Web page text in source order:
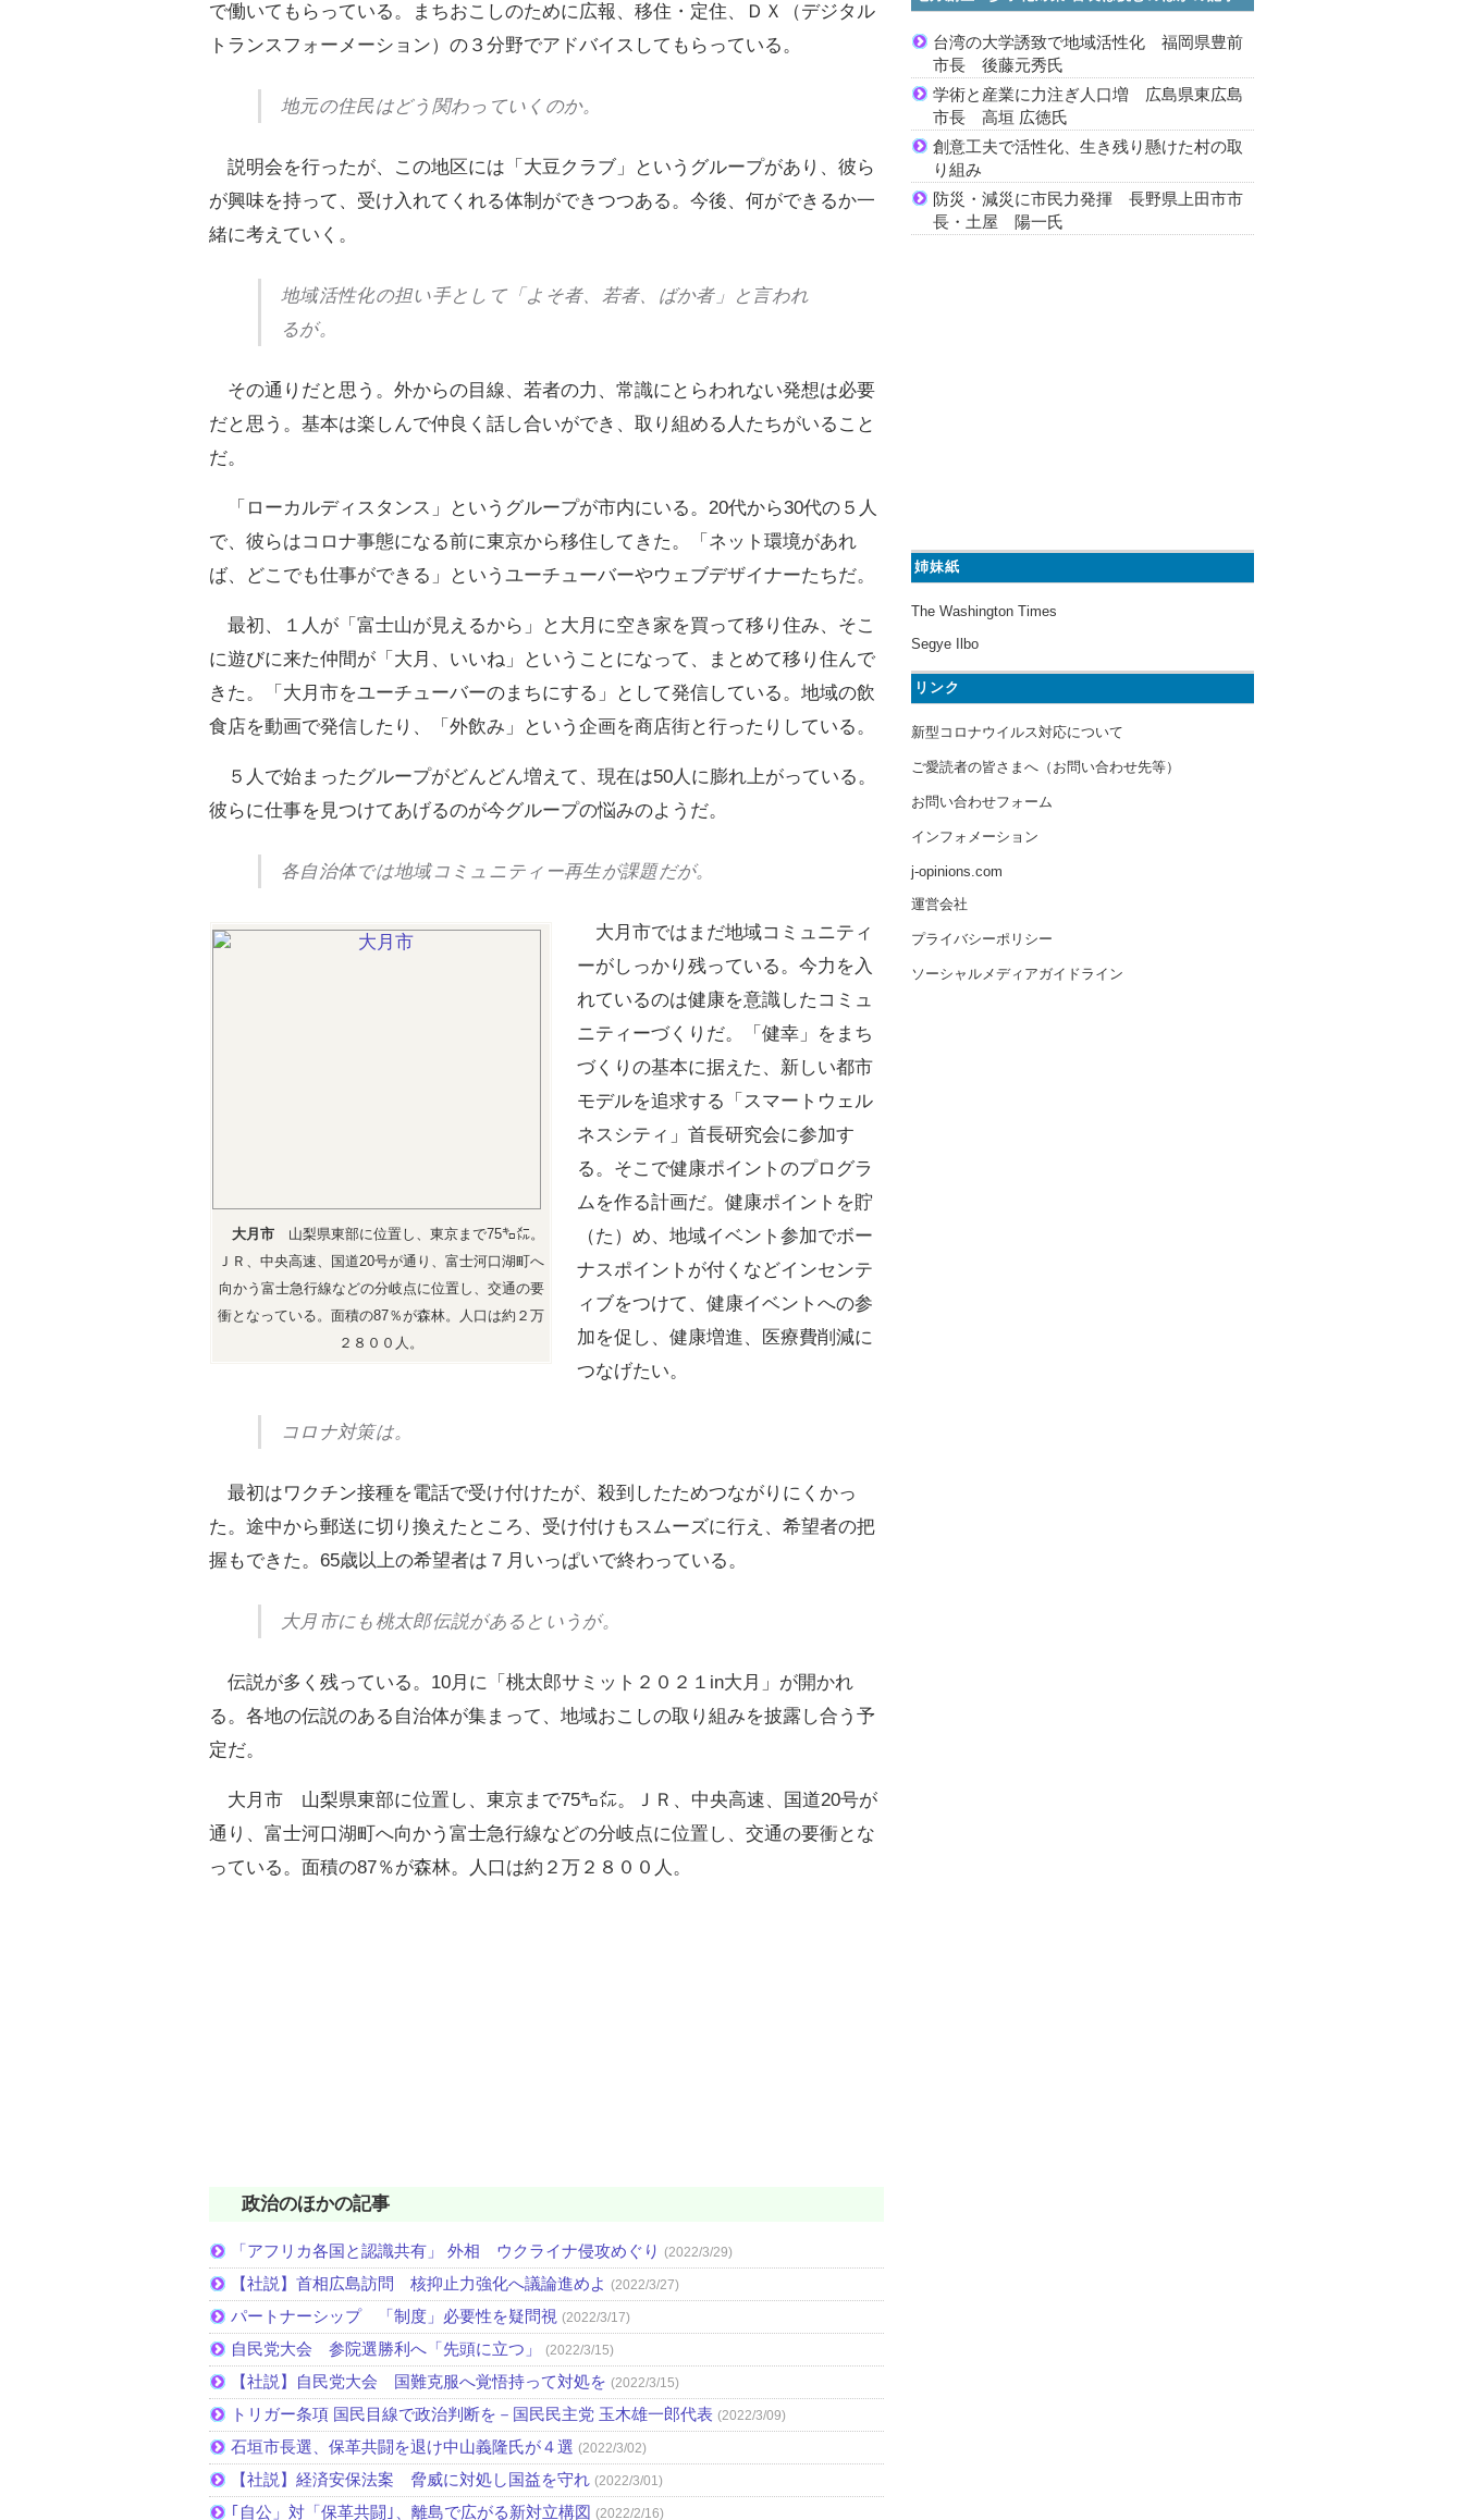
で働いてもらっている。まちおこしのために広報、移住・定住、ＤＸ（デジタル
トランスフォーメーション）の３分野でアドバイスしてもらっている。
地元の住民はどう関わっていくのか。
説明会を行ったが、この地区には「大豆クラブ」というグループがあり、彼ら
が興味を持って、受け入れてくれる体制ができつつある。今後、何ができるか一
緒に考えていく。
地域活性化の担い手として「よそ者、若者、ばか者」と言われ
るが。
その通りだと思う。外からの目線、若者の力、常識にとらわれない発想は必要
だと思う。基本は楽しんで仲良く話し合いができ、取り組める人たちがいること
だ。
「ローカルディスタンス」というグループが市内にいる。20代から30代の５人
で、彼らはコロナ事態になる前に東京から移住してきた。「ネット環境があれ
ば、どこでも仕事ができる」というユーチューバーやウェブデザイナーたちだ。
最初、１人が「富士山が見えるから」と大月に空き家を買って移り住み、そこ
に遊びに来た仲間が「大月、いいね」ということになって、まとめて移り住んで
きた。「大月市をユーチューバーのまちにする」として発信している。地域の飲
食店を動画で発信したり、「外飲み」という企画を商店街と行ったりしている。
５人で始まったグループがどんどん増えて、現在は50人に膨れ上がっている。
彼らに仕事を見つけてあげるのが今グループの悩みのようだ。
各自治体では地域コミュニティー再生が課題だが。
大月市 山梨県東部に位置し、東京まで75㌔㍍。
ＪＲ、中央高速、国道20号が通り、富士河口湖町へ
向かう富士急行線などの分岐点に位置し、交通の要
衝となっている。面積の87％が森林。人口は約２万
２８００人。
大月市ではまだ地域コミュニティ
ーがしっかり残っている。今力を入
れているのは健康を意識したコミュ
ニティーづくりだ。「健幸」をまち
づくりの基本に据えた、新しい都市
モデルを追求する「スマートウェル
ネスシティ」首長研究会に参加す
る。そこで健康ポイントのプログラ
ムを作る計画だ。健康ポイントを貯
（た）め、地域イベント参加でボー
ナスポイントが付くなどインセンテ
ィブをつけて、健康イベントへの参
加を促し、健康増進、医療費削減に
つなげたい。
コロナ対策は。
最初はワクチン接種を電話で受け付けたが、殺到したためつながりにくかっ
た。途中から郵送に切り換えたところ、受け付けもスムーズに行え、希望者の把
握もできた。65歳以上の希望者は７月いっぱいで終わっている。
大月市にも桃太郎伝説があるというが。
伝説が多く残っている。10月に「桃太郎サミット２０２１in大月」が開かれ
る。各地の伝説のある自治体が集まって、地域おこしの取り組みを披露し合う予
定だ。
大月市 山梨県東部に位置し、東京まで75㌔㍍。ＪＲ、中央高速、国道20号が
通り、富士河口湖町へ向かう富士急行線などの分岐点に位置し、交通の要衝とな
っている。面積の87％が森林。人口は約２万２８００人。
政治のほかの記事
「アフリカ各国と認識共有」 外相 ウクライナ侵攻めぐり (2022/3/29)
【社説】首相広島訪問 核抑止力強化へ議論進めよ (2022/3/27)
パートナーシップ 「制度」必要性を疑問視 (2022/3/17)
自民党大会 参院選勝利へ「先頭に立つ」 (2022/3/15)
【社説】自民党大会 国難克服へ覚悟持って対処を (2022/3/15)
トリガー条項 国民目線で政治判断を－国民民主党 玉木雄一郎代表 (2022/3/09)
石垣市長選、保革共闘を退け中山義隆氏が４選 (2022/3/02)
【社説】経済安保法案 脅威に対処し国益を守れ (2022/3/01)
｢自公」対「保革共闘｣、離島で広がる新対立構図 (2022/2/16)
台湾の大学誘致で地域活性化 福岡県豊前
市長 後藤元秀氏
学術と産業に力注ぎ人口増 広島県東広島
市長 高垣 広徳氏
創意工夫で活性化、生き残り懸けた村の取
り組み
防災・減災に市民力発揮 長野県上田市市
長・土屋 陽一氏
姉妹紙
The Washington Times
Segye Ilbo
リンク
新型コロナウイルス対応について
ご愛読者の皆さまへ（お問い合わせ先等）
お問い合わせフォーム
インフォメーション
j-opinions.com
運営会社
プライバシーポリシー
ソーシャルメディアガイドライン